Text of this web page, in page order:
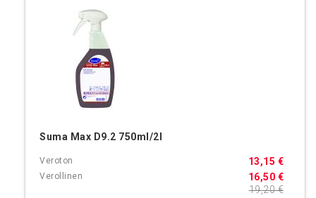
Suma Max D9.2 750ml/2l
16,50 €
13,15 €
19,20 €